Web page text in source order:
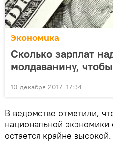
Экономика
Сколько зарплат
молдаванину,
10 декабря 2017, 17:34
В ведомстве отметили,
национальной
остается крайне высокой.